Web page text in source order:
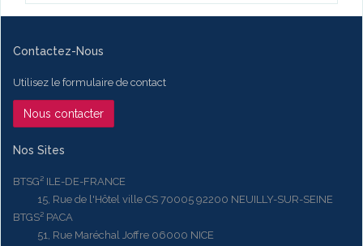
Contactez-Nous
Utilisez le formulaire de contact
Nous contacter
Nos Sites
BTSG² ILE-DE-FRANCE
15, Rue de l'Hôtel ville CS 70005 92200 NEUILLY-SUR-SEINE
BTGS² PACA
51, Rue Maréchal Joffre 06000 NICE